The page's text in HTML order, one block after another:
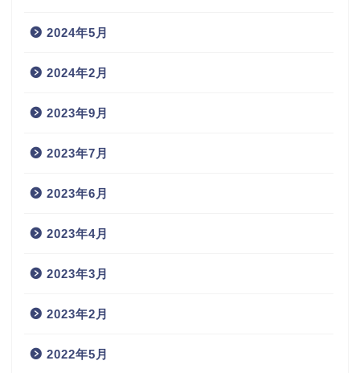
2024年5月
2024年2月
2023年9月
2023年7月
2023年6月
2023年4月
2023年3月
2023年2月
2022年5月